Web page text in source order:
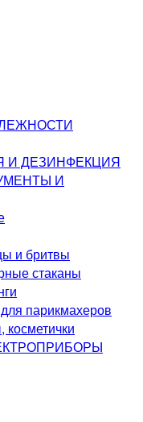
И ДЕЗИНФЕКЦИЯ
И
и бритвы
стаканы
парикмахеров